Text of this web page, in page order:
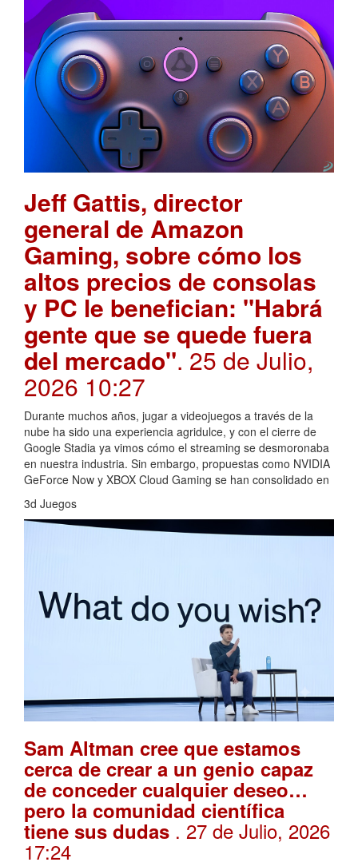
Jeff Gattis, director
general de Amazon
Gaming, sobre cómo los
altos precios de consolas
y PC le benefician: "Habrá
gente que se quede fuera
del mercado". 25 de Julio,
2026 10:27
Durante muchos años, jugar a videojuegos a través de la
nube ha sido una experiencia agridulce, y con el cierre de
Google Stadia ya vimos cómo el streaming se desmoronaba
en nuestra industria. Sin embargo, propuestas como NVIDIA
GeForce Now y XBOX Cloud Gaming se han consolidado en
3d Juegos
Sam Altman cree que estamos
cerca de crear a un genio capaz
de conceder cualquier deseo…
pero la comunidad científica
tiene sus dudas . 27 de Julio, 2026
17:24